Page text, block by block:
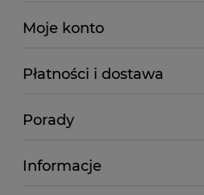
Moje konto
Płatności i dostawa
Porady
Informacje